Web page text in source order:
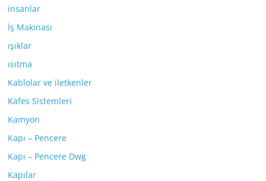
insanlar
İş Makinası
ışıklar
ısıtma
Kablolar ve iletkenler
Kafes Sistemleri
Kamyon
Kapı – Pencere
Kapı – Pencere Dwg
Kapılar